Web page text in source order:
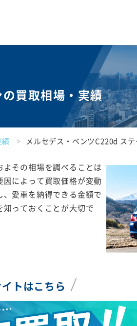
買取相場・実績
メルセデス・ベンツC220d ス
その相場を調べることは
によって買取価格が変動
愛車を納得できる金額で
っておくことが大切で
トはこちら